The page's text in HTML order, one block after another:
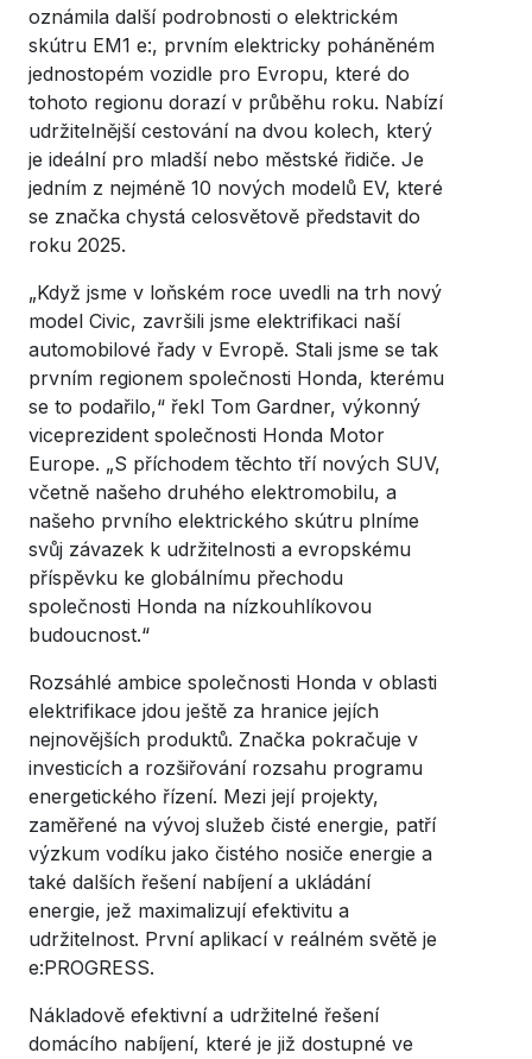
oznámila další podrobnosti o elektrickém
skútru EM1 e:, prvním elektricky poháněném
jednostopém vozidle pro Evropu, které do
tohoto regionu dorazí v průběhu roku. Nabízí
udržitelnější cestování na dvou kolech, který
je ideální pro mladší nebo městské řidiče. Je
jedním z nejméně 10 nových modelů EV, které
se značka chystá celosvětově představit do
roku 2025.
„Když jsme v loňském roce uvedli na trh nový
model Civic, završili jsme elektrifikaci naší
automobilové řady v Evropě. Stali jsme se tak
prvním regionem společnosti Honda, kterému
se to podařilo,“ řekl Tom Gardner, výkonný
viceprezident společnosti Honda Motor
Europe. „S příchodem těchto tří nových SUV,
včetně našeho druhého elektromobilu, a
našeho prvního elektrického skútru plníme
svůj závazek k udržitelnosti a evropskému
příspěvku ke globálnímu přechodu
společnosti Honda na nízkouhlíkovou
budoucnost.“
Rozsáhlé ambice společnosti Honda v oblasti
elektrifikace jdou ještě za hranice jejích
nejnovějších produktů. Značka pokračuje v
investicích a rozšiřování rozsahu programu
energetického řízení. Mezi její projekty,
zaměřené na vývoj služeb čisté energie, patří
výzkum vodíku jako čistého nosiče energie a
také dalších řešení nabíjení a ukládání
energie, jež maximalizují efektivitu a
udržitelnost. První aplikací v reálném světě je
e:PROGRESS.
Nákladově efektivní a udržitelné řešení
domácího nabíjení, které je již dostupné ve